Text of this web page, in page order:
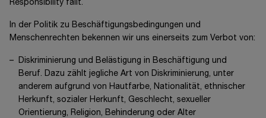
Responsibility fällt.
In der Politik zu Beschäftigungsbedingungen und
Menschenrechten bekennen wir uns einerseits zum Verbot von:
Diskriminierung und Belästigung in Beschäftigung und
Beruf. Dazu zählt jegliche Art von Diskriminierung, unter
anderem aufgrund von Hautfarbe, Nationalität, ethnischer
Herkunft, sozialer Herkunft, Geschlecht, sexueller
Orientierung, Religion, Behinderung oder Alter